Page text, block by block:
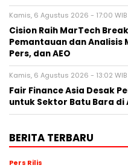
Kamis, 6 Agustus 2026 - 17:00 WIB
Cision Raih MarTech
Pemantauan dan Analisis
Pers, dan AEO
Kamis, 6 Agustus 2026 - 13:02 WIB
Fair Finance Asia Desak
untuk Sektor Batu Bara di
BERITA TERBARU
Pers Rilis